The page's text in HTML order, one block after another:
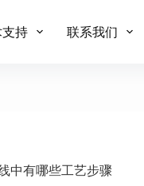
持 联系我们
中有哪些工艺步骤